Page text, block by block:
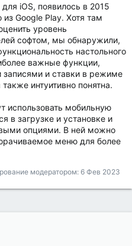
iOS, появилось в 2015
Google Play. Хотя там
уровень
софтом, мы обнаружили,
настольного
важные функции,
и ставки в режиме
интуитивно понятна.
использовать мобильную
в загрузке и установке и
опциями. В ней можно
меню для более
модератором: 6 Фев 2023